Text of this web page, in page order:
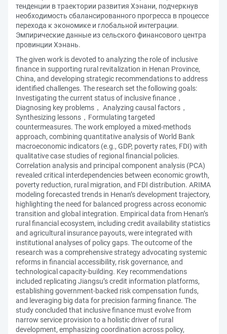
тенденции в траектории развития Хэнани, подчеркнув
необходимость сбалансированного прогресса в процессе
перехода к экономике и глобальной интеграции.
Эмпирические данные из сельского финансового центра
провинции Хэнань.
The given work is devoted to analyzing the role of inclusive
finance in supporting rural revitalization in Henan Province,
China, and developing strategic recommendations to address
identified challenges. The research set the following goals:
Investigating the current status of inclusive finance，
Diagnosing key problems， Analyzing causal factors，
Synthesizing lessons，Formulating targeted
countermeasures. The work employed a mixed-methods
approach, combining quantitative analysis of World Bank
macroeconomic indicators (e.g., GDP, poverty rates, FDI) with
qualitative case studies of regional financial policies.
Correlation analysis and principal component analysis (PCA)
revealed critical interdependencies between economic growth,
poverty reduction, rural migration, and FDI distribution. ARIMA
modeling forecasted trends in Henan’s development trajectory,
highlighting the need for balanced progress across economic
transition and global integration. Empirical data from Henan’s
rural financial ecosystem, including credit availability statistics
and agricultural insurance payouts, were integrated with
institutional analyses of policy gaps. The outcome of the
research was a comprehensive strategy advocating systemic
reforms in financial accessibility, risk governance, and
technological capacity-building. Key recommendations
included replicating Jiangsu’s credit information platforms,
establishing government-backed risk compensation funds,
and leveraging big data for precision farming finance. The
study concluded that inclusive finance must evolve from
narrow service provision to a holistic driver of rural
development, emphasizing coordination across policy,